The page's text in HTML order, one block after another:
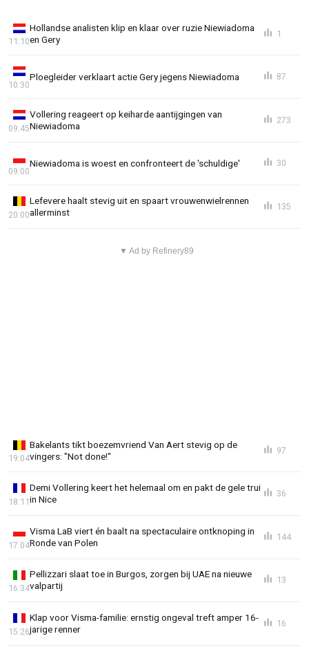
Hollandse analisten klip en klaar over ruzie Niewiadoma
en Gery
11:10
1
Ploegleider verklaart actie Gery jegens Niewiadoma
10:30
87
Vollering reageert op keiharde aantijgingen van
Niewiadoma
09:45
273
Niewiadoma is woest en confronteert de 'schuldige'
09:00
30
Lefevere haalt stevig uit en spaart vrouwenwielrennen
allerminst
20:00
135
▼ Ad by Refinery89
Bakelants tikt boezemvriend Van Aert stevig op de
vingers: "Not done!"
19:04
97
Demi Vollering keert het helemaal om en pakt de gele trui
in Nice
18:11
36
Visma LaB viert én baalt na spectaculaire ontknoping in
Ronde van Polen
17:04
144
Pellizzari slaat toe in Burgos, zorgen bij UAE na nieuwe
valpartij
16:34
13
Klap voor Visma-familie: ernstig ongeval treft amper 16-
jarige renner
15:26
16